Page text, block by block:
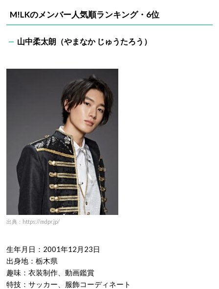
M!LKのメンバー人気順ランキング・6位
山中柔太朗（やまなか じゅうたろう）
出典：https://mdpr.jp/
生年月日：2001年12月23日
出身地：栃木県
趣味：衣装制作、動画鑑賞
特技：サッカー、服飾コーディネート